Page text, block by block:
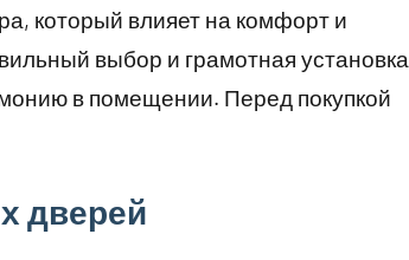
который влияет на комфорт и
выбор и грамотная установка
в помещении. Перед покупкой
дверей